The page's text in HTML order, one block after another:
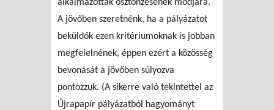
alkalmazottak ösztönzésének módjára.
A jövőben szeretnénk, ha a pályázatot
beküldők ezen kritériumoknak is jobban
megfelelnének, éppen ezért a közösség
bevonását a jövőben súlyozva
pontozzuk. (A sikerre való tekintettel az
Újrapapír pályázatból hagyományt